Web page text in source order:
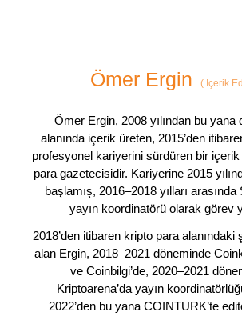
Ömer Ergin (İçerik
Ömer Ergin, 2008 yılından bu yana
alanında içerik üreten, 2015’den
profesyonel kariyerini sürdüren bir
para gazetecisidir. Kariyerine 2015
başlamış, 2016–2018 yılları arasında
yayın koordinatörü olarak görev
2018’den itibaren kripto para
alan Ergin, 2018–2021 döneminde
ve Coinbilgi’de, 2020–2021
Kriptoarena’da yayın
2022’den bu yana COINTURK’te